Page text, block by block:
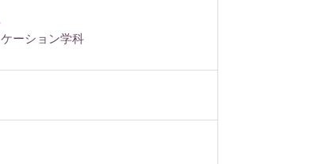
ーション学科